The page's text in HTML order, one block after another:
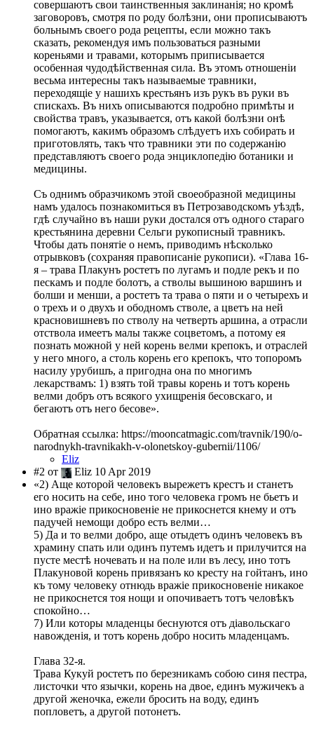
совершаютъ свои таинственныя заклинанія; но кромѣ
заговоровъ, смотря по роду болѣзни, они прописываютъ
больнымъ своего рода рецепты, если можно такъ
сказать, рекомендуя имъ пользоваться разными
кореньями и травами, которымъ приписывается
особенная чудодѣйственная сила. Въ этомъ отношеніи
весьма интересны такъ называемые травники,
переходящіе у нашихъ крестьянъ изъ рукъ въ руки въ
спискахъ. Въ нихъ описываются подробно примѣты и
свойства травъ, указывается, отъ какой болѣзни онѣ
помогаютъ, какимъ образомъ слѣдуетъ ихъ собирать и
приготовлять, такъ что травники эти по содержанію
представляютъ своего рода энциклопедію ботаники и
медицины.
Съ однимъ образчикомъ этой своеобразной медицины
намъ удалось познакомиться въ Петрозаводскомъ уѣздѣ,
гдѣ случайно въ наши руки достался отъ одного стараго
крестьянина деревни Сельги рукописный травникъ.
Чтобы дать понятіе о немъ, приводимъ нѣсколько
отрывковъ (сохраняя правописаніе рукописи). «Глава 16-
я – трава Плакунъ ростетъ по лугамъ и подле рекъ и по
пескамъ и подле болотъ, а стволы вышиною варшинъ и
болши и менши, а ростетъ та трава о пяти и о четырехъ и
о трехъ и о двухъ и ободномъ стволе, а цветъ на ней
красновишневъ по стволу на четверть аршина, а отрасли
отствола имеетъ малы также соцветомъ, а потому ея
познать можной у ней корень велми крепокъ, и отраслей
у него много, а столь корень его крепокъ, что топоромъ
насилу урубишъ, а пригодна она по многимъ
лекарствамъ: 1) взять той травы корень и тотъ корень
велми добръ отъ всякого ухищренія бесовскаго, и
бегаютъ отъ него бесове».
Обратная ссылка: https://mooncatmagic.com/travnik/190/o-
narodnykh-travnikakh-v-olonetskoy-gubernii/1106/
Eliz
#2 от
Eliz 10 Apr 2019
«2) Аще которой человекъ вырежетъ крестъ и станетъ
его носить на себе, ино того человека громъ не бьетъ и
ино вражіе прикосновеніе не прикоснется кнему и отъ
падучей немощи добро есть велми…
5) Да и то велми добро, аще отыдетъ одинъ человекъ въ
храмину спать или одинъ путемъ идетъ и прилучится на
пусте местѣ ночевать и на поле или въ лесу, ино тотъ
Плакуновой корень привязанъ ко кресту на гойтанъ, ино
къ тому человеку отнюдь вражіе прикосновеніе никакое
не прикоснется тоя нощи и опочиваетъ тотъ человѣкъ
спокойно…
7) Или которы младенцы беснуются отъ діавольскаго
навожденія, и тотъ корень добро носить младенцамъ.
Глава 32-я.
Трава Кукуй ростетъ по березникамъ собою синя пестра,
листочки что язычки, корень на двое, единъ мужичекъ а
другой женочка, ежели бросить на воду, единъ
попловетъ, а другой потонетъ.